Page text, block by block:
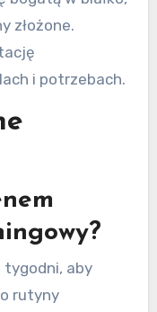
złożone.
i potrzebach.
tygodni, aby
rutyny